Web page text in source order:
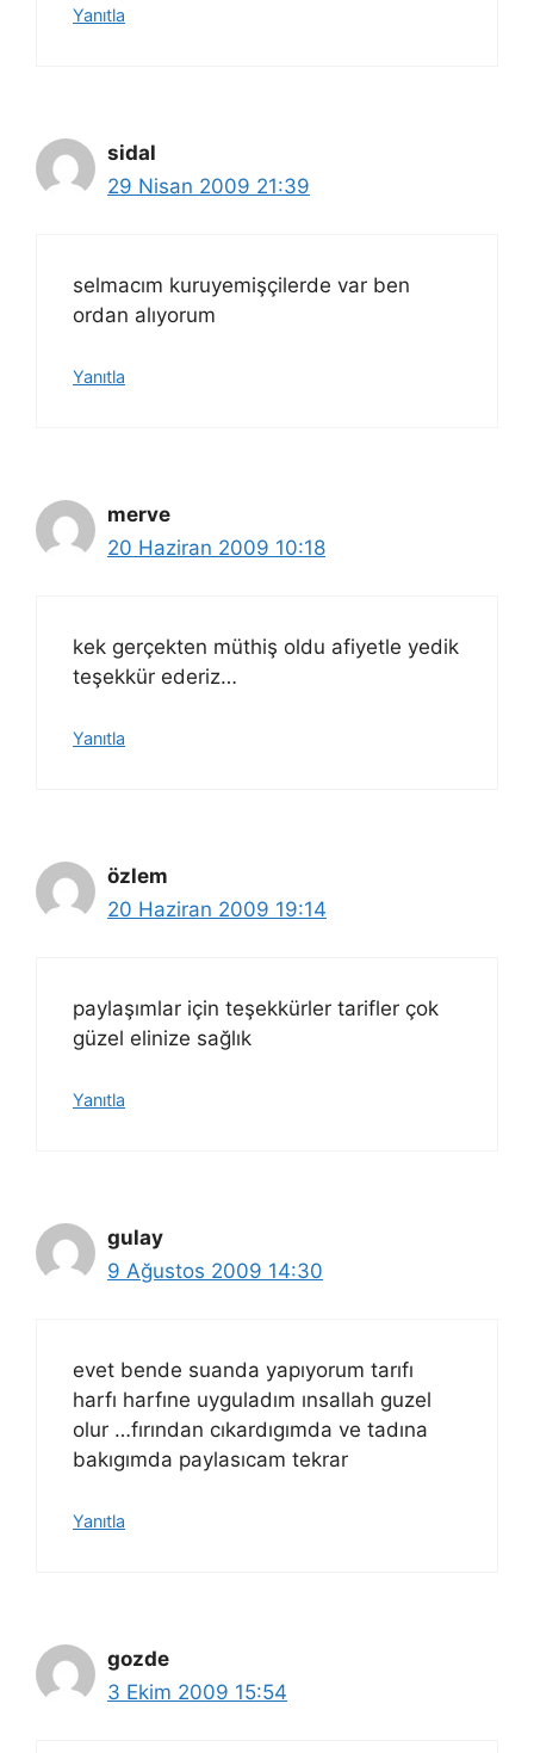
Yanıtla
sidal
29 Nisan 2009 21:39
selmacım kuruyemişçilerde var ben
ordan alıyorum
Yanıtla
merve
20 Haziran 2009 10:18
kek gerçekten müthiş oldu afiyetle yedik
teşekkür ederiz…
Yanıtla
özlem
20 Haziran 2009 19:14
paylaşımlar için teşekkürler tarifler çok
güzel elinize sağlık
Yanıtla
gulay
9 Ağustos 2009 14:30
evet bende suanda yapıyorum tarıfı
harfı harfıne uyguladım ınsallah guzel
olur …fırından cıkardıgımda ve tadına
bakıgımda paylasıcam tekrar
Yanıtla
gozde
3 Ekim 2009 15:54